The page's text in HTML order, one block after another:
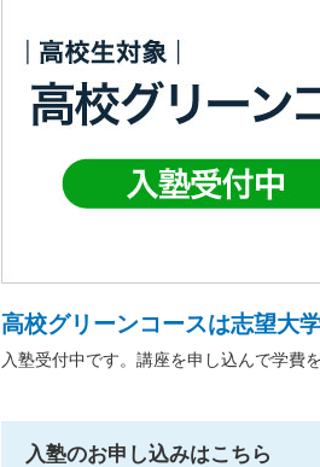
高校グリーンコースは志望大
入塾受付中です。講座を申し込んで学費
入塾のお申し込みはこちら